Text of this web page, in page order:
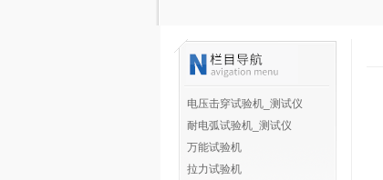
电压击穿试验机_测试仪
耐电弧试验机_测试仪
万能试验机
拉力试验机